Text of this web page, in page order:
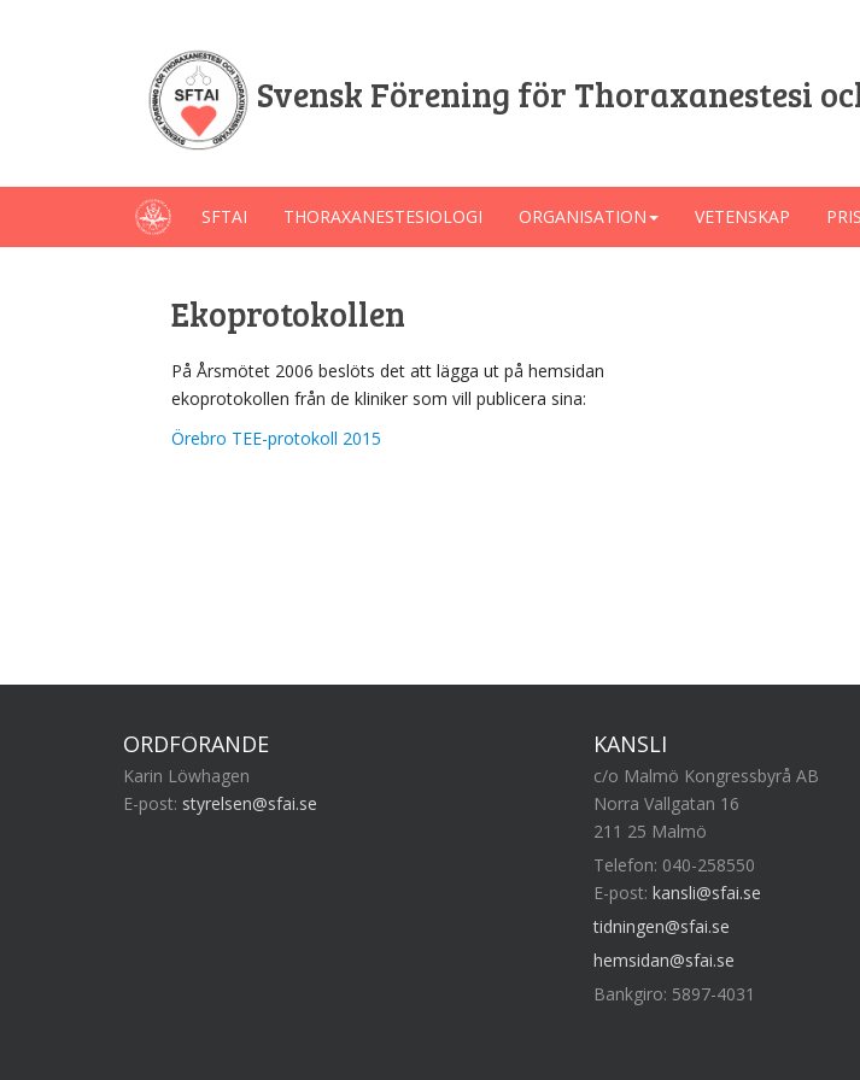
Svensk Förening för Thoraxanestesi
SFTAI THORAXANESTESIOLOGI ORGANISATION VETENSKAP
Ekoprotokollen
På Årsmötet 2006 beslöts det att lägga ut på hemsidan
ekoprotokollen från de kliniker som vill publicera sina:
Örebro TEE-protokoll 2015
ORDFÖRANDE
Karin Löwhagen
E-post: styrelsen@sfai.se
KANSLI
c/o Malmö Kongressbyrå AB
Norra Vallgatan 16
211 25 Malmö
Telefon: 040-258550
E-post: kansli@sfai.se
tidningen@sfai.se
hemsidan@sfai.se
Bankgiro: 5897-4031